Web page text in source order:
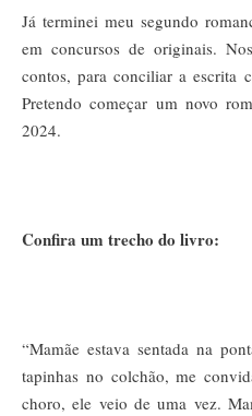
Já terminei meu segundo
em concursos de originais.
contos, para conciliar a escrita
Pretendo começar um novo
2024.
Confira um trecho do livro:
“Mamãe estava sentada na
tapinhas no colchão, me
choro, ele veio de uma vez.